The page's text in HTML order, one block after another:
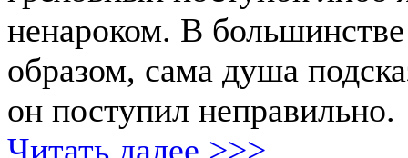
ненароком. В
образом, сама душа
он поступил неправильно.
Читать далее >>>